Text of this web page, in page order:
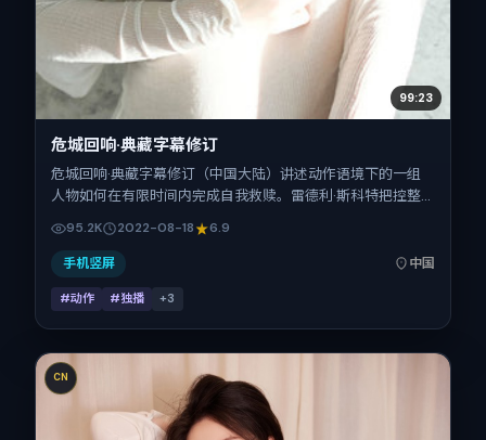
99:23
危城回响·典藏字幕修订
危城回响·典藏字幕修订（中国大陆）讲述动作语境下的一组
人物如何在有限时间内完成自我救赎。雷德利·斯科特把控整
次丰富。影片定于 2022-08-18 起陆续登陆院线与网络平
台，暑期档公映，片长162分钟。
95.2K 2022-08-18 6.9
手机竖屏 中国
#动作 #独播 +3
CN